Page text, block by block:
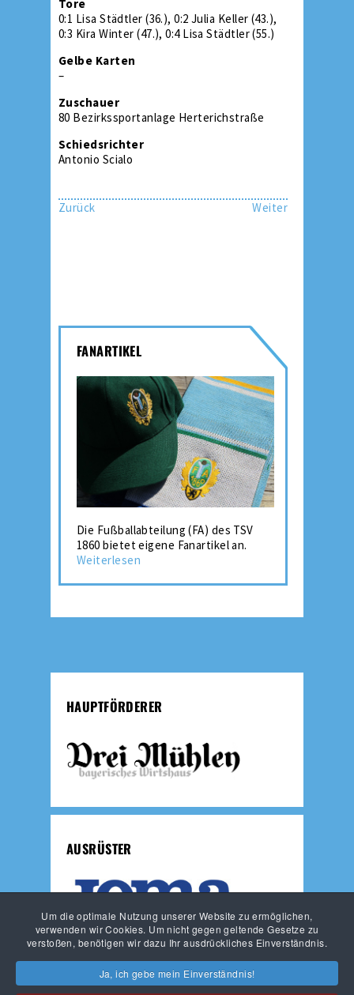
Um die optimale Nutzung unserer Website zu ermöglichen,
verwenden wir Cookies. Um nicht gegen geltende Gesetze zu
verstoßen, benötigen wir dazu Ihr ausdrückliches Einverständnis.
Ja, ich gebe mein Einverständnis!
Tore
0:1 Lisa Städtler (36.), 0:2 Julia Keller (43.),
0:3 Kira Winter (47.), 0:4 Lisa Städtler (55.)
Gelbe Karten
–
Zuschauer
80 Bezirkssportanlage Herterichstraße
Schiedsrichter
Antonio Scialo
Zurück Weiter
FANARTIKEL
Die Fußballabteilung (FA) des TSV
1860 bietet eigene Fanartikel an.
Weiterlesen
HAUPTFÖRDERER
AUSRÜSTER
JUNGLÖWEN
LÖWEN-FUSSBALLSCHULE
HAUPTVEREIN